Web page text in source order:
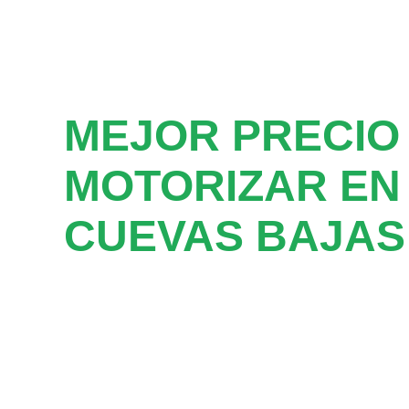
MEJOR
MOTORIZAR EN
CUEVAS BAJAS